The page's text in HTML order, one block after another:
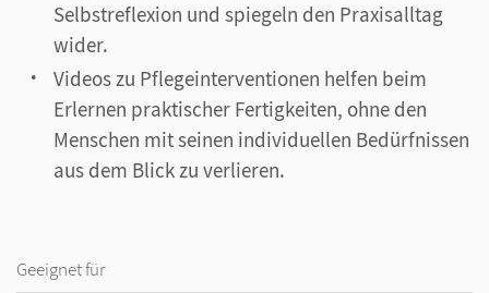
Selbstreflexion und spiegeln den Praxisalltag
wider.
Videos zu Pflegeinterventionen helfen beim
Erlernen praktischer Fertigkeiten, ohne den
Menschen mit seinen individuellen Bedürfnissen
aus dem Blick zu verlieren.
Geeignet für